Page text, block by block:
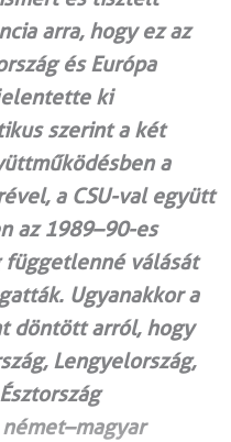
arra, hogy ez az
és Európa
ki
szerint a két
a
a CSU-val együtt
az 1989–90-es
függetlenné válását
Ugyanakkor a
döntött arról, hogy
Lengyelország,